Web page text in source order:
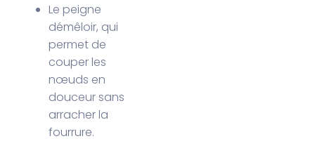
Le peigne
démêloir, qui
permet de
couper les
nœuds en
douceur sans
arracher la
fourrure.